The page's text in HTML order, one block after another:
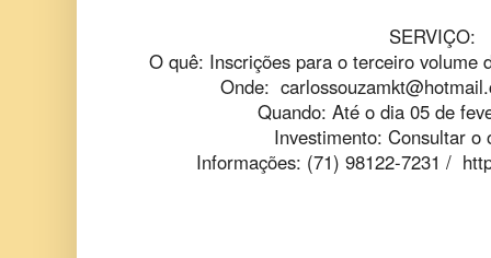
SERVIÇO:
O quê: Inscrições para o terceiro volume
Onde:
Quando: Até o dia 05 de
Investimento: Consultar
Informações: (71) 98122-7231 /